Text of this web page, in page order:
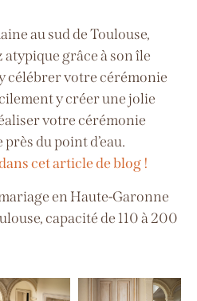
au sud de Toulouse,
grâce à son île
célébrer votre cérémonie
y créer une jolie
votre cérémonie
du point d’eau.
cet article de blog !
en Haute-Garonne
capacité de 110 à 200